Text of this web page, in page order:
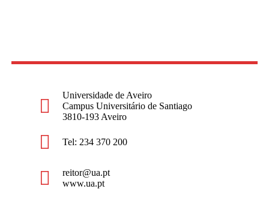
Universidade de Aveiro
Campus Universitário de Santiago
3810-193 Aveiro
Tel: 234 370 200
reitor@ua.pt
www.ua.pt